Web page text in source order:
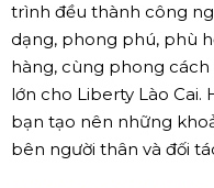
trình đều thành công
dạng, phong phú, phù
hàng, cùng phong
lớn cho Liberty Lào Cai.
bạn tạo nên những
bên người thân và đối